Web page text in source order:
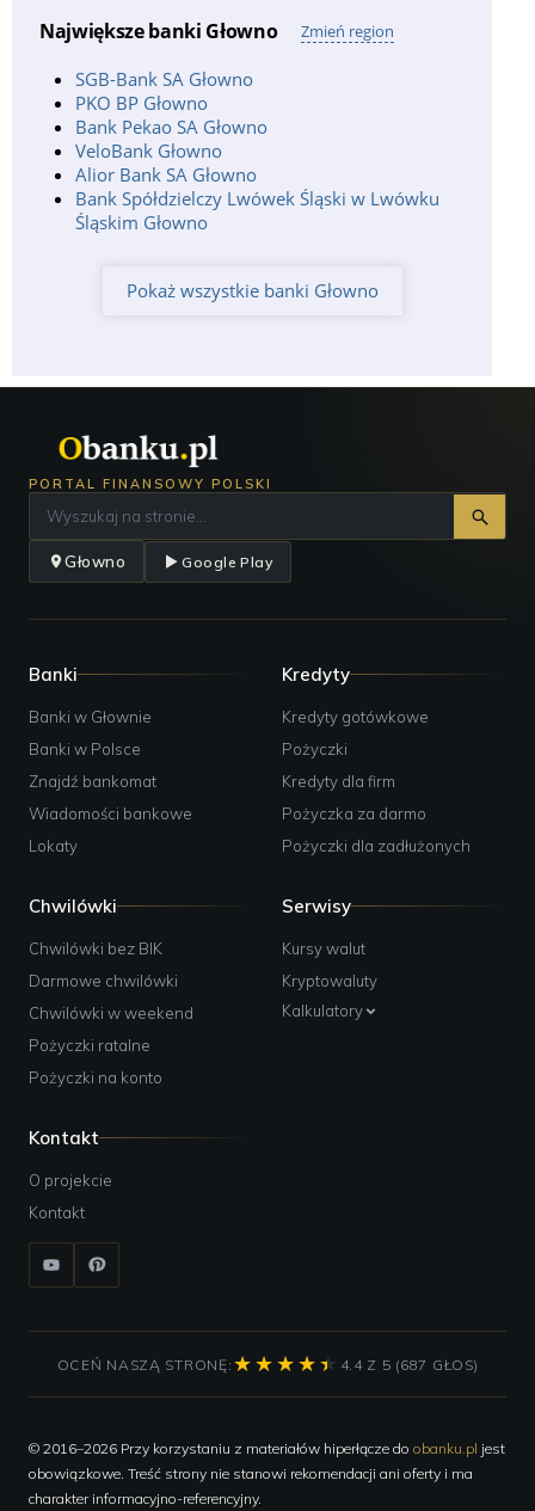
Największe banki Głowno Zmień region
SGB-Bank SA Głowno
PKO BP Głowno
Bank Pekao SA Głowno
VeloBank Głowno
Alior Bank SA Głowno
Bank Spółdzielczy Lwówek Śląski w Lwówku
Śląskim Głowno
Pokaż wszystkie banki Głowno
PORTAL FINANSOWY POLSKI
Głowno Google Play
Banki
Banki w Głownie
Banki w Polsce
Znajdź bankomat
Wiadomości bankowe
Lokaty
Kredyty
Kredyty gotówkowe
Pożyczki
Kredyty dla firm
Pożyczka za darmo
Pożyczki dla zadłużonych
Chwilówki
Chwilówki bez BIK
Darmowe chwilówki
Chwilówki w weekend
Pożyczki ratalne
Pożyczki na konto
Serwisy
Kursy walut
Kryptowaluty
Kalkulatory
Kontakt
O projekcie
Kontakt
OCEŃ NASZĄ STRONĘ: 4.4 Z 5 (687 GŁOS)
© 2016–2026 Przy korzystaniu z materiałów hiperłącze do obanku.pl jest
obowiązkowe. Treść strony nie stanowi rekomendacji ani oferty i ma
charakter informacyjno-referencyjny.